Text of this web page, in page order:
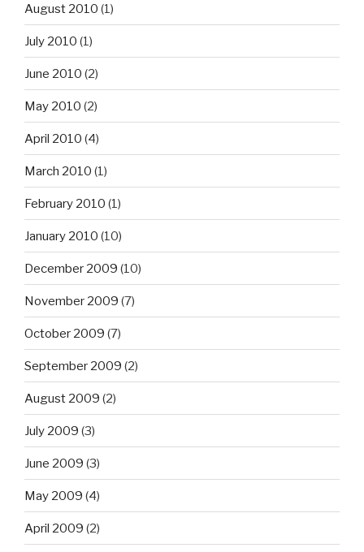
August 2010 (1)
July 2010 (1)
June 2010 (2)
May 2010 (2)
April 2010 (4)
March 2010 (1)
February 2010 (1)
January 2010 (10)
December 2009 (10)
November 2009 (7)
October 2009 (7)
September 2009 (2)
August 2009 (2)
July 2009 (3)
June 2009 (3)
May 2009 (4)
April 2009 (2)